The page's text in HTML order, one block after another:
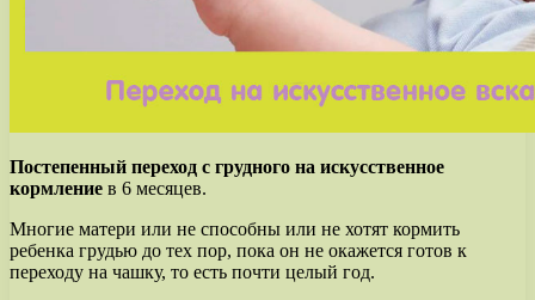
Постепенный переход с грудного на искусственное
кормление в 6 месяцев.
Многие матери или не способны или не хотят кормить
ребенка грудью до тех пор, пока он не окажется готов к
переходу на чашку, то есть почти целый год.